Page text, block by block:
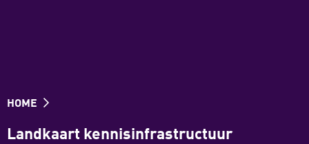
HOME
Landkaart kennisinfrastructuur